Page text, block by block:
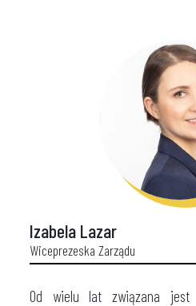
Izabela Lazar
Wiceprezeska Zarządu
Od wielu lat związana